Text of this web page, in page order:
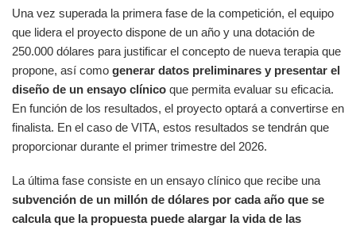
Una vez superada la primera fase de la competición, el equipo
que lidera el proyecto dispone de un año y una dotación de
250.000 dólares para justificar el concepto de nueva terapia que
propone, así como generar datos preliminares y presentar el
diseño de un ensayo clínico que permita evaluar su eficacia.
En función de los resultados, el proyecto optará a convertirse en
finalista. En el caso de VITA, estos resultados se tendrán que
proporcionar durante el primer trimestre del 2026.
La última fase consiste en un ensayo clínico que recibe una
subvención de un millón de dólares por cada año que se
calcula que la propuesta puede alargar la vida de las